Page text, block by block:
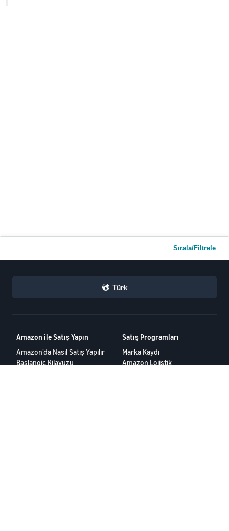
Sırala/Filtrele
Türk
Amazon ile Satış Yapın
Amazon'da Nasıl Satış Yapılır
Baslangic Kilavuzu
Satış Programları
Marka Kaydı
Amazon Lojistik